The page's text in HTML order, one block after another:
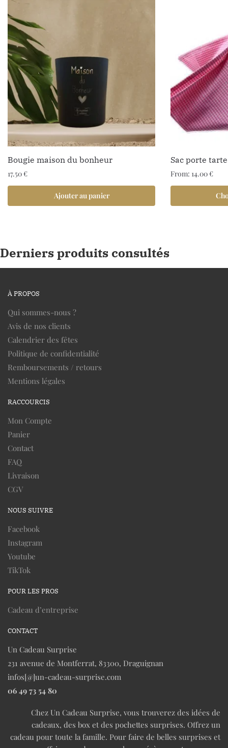
Bougie maison du bonheur
17.50€
Ajouter au panier
Sac porte tarte
From: 14.00€
Derniers produits consultés
À PROPOS
Qui sommes-nous ?
Avis de nos clients
Calendrier des fêtes
Politique de confidentialité
Remboursements / retours
Mentions légales
RACCOURCIS
Mon Compte
Panier
Contact
FAQ
Livraison
CGV
NOUS SUIVRE
Facebook
Instagram
Youtube
TikTok
POUR LES PROS
Cadeau d’entreprise
CONTACT
Un Cadeau Surprise
231 avenue de Montferrat, 83300, Draguignan
infos[@]un-cadeau-surprise.com
06 49 73 54 80
Chez Un Cadeau Surprise, vous trouverez des idées de
cadeaux, des box et des pochettes surprises. Offrez un
cadeau pour toute la famille. Pour faire de belles surprises et